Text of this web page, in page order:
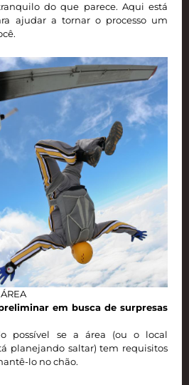
do que parece. Aqui está
ajudar a tornar o processo um
em busca de surpresas
possível se a área (ou o local
planejando saltar) tem requisitos
lo no chão.